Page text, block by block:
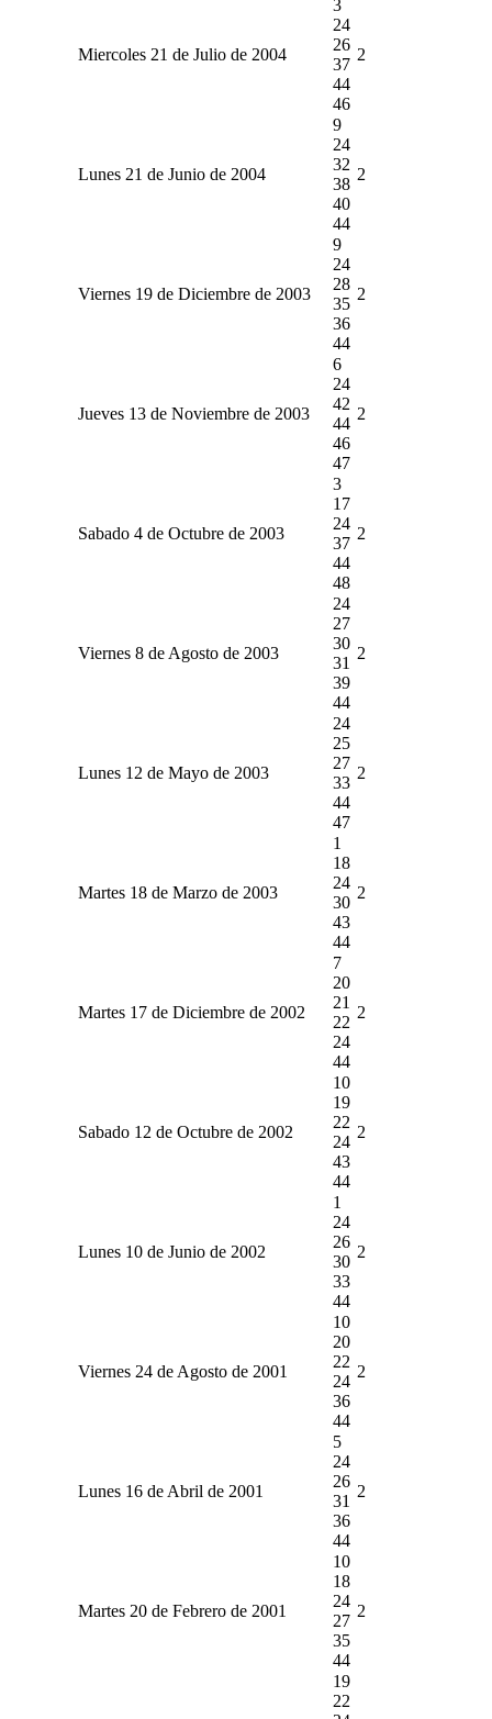
Miercoles 21 de Julio de 2004
3
24
26
37
44
46
2
Lunes 21 de Junio de 2004
9
24
32
38
40
44
2
Viernes 19 de Diciembre de 2003
9
24
28
35
36
44
2
Jueves 13 de Noviembre de 2003
6
24
42
44
46
47
2
Sabado 4 de Octubre de 2003
3
17
24
37
44
48
2
Viernes 8 de Agosto de 2003
24
27
30
31
39
44
2
Lunes 12 de Mayo de 2003
24
25
27
33
44
47
2
Martes 18 de Marzo de 2003
1
18
24
30
43
44
2
Martes 17 de Diciembre de 2002
7
20
21
22
24
44
2
Sabado 12 de Octubre de 2002
10
19
22
24
43
44
2
Lunes 10 de Junio de 2002
1
24
26
30
33
44
2
Viernes 24 de Agosto de 2001
10
20
22
24
36
44
2
Lunes 16 de Abril de 2001
5
24
26
31
36
44
2
Martes 20 de Febrero de 2001
10
18
24
27
35
44
2
19
22